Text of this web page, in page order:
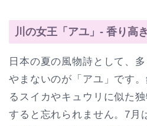
川の女王「アユ」- 香り高
日本の夏の風物詩として、
やまないのが「アユ」です
るスイカやキュウリに似た
すると忘れられません。7月